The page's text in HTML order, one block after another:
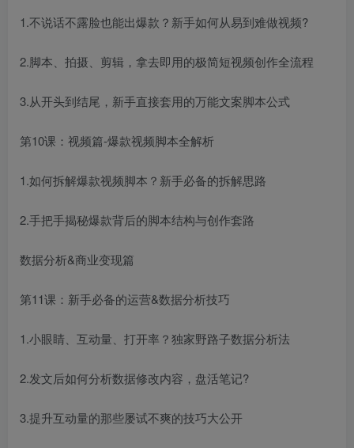
1.不说话不露脸也能出爆款？新手如何从易到难做视频?
2.脚本、拍摄、剪辑，拿去即用的极简短视频创作全流程
3.从开头到结尾，新手直接套用的万能文案脚本公式
第10课：视频篇-爆款视频脚本全解析
1.如何拆解爆款视频脚本？新手必备的拆解思路
2.手把手揭秘爆款背后的脚本结构与创作套路
数据分析&商业变现篇
第11课：新手必备的运营&数据分析技巧
1.小眼睛、互动量、打开率？独家野路子数据分析法
2.发文后如何分析数据修改内容，盘活笔记?
3.提升互动量的那些屡试不爽的技巧大公开